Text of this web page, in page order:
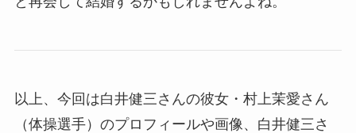
以上、今回は白井健三さんの彼女・村上茉愛さん
（体操選手）のプロフィールや画像、白井健三さ